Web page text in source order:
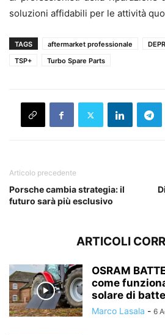
soluzioni affidabili per le attività
TAGS aftermarket professionale
TSP+
Turbo Spare Parts
Articolo precedente
Porsche cambia strategia: il
futuro sarà più esclusivo
ARTICOLI
OSRAM
come
solare di
Marco Lasala - 6